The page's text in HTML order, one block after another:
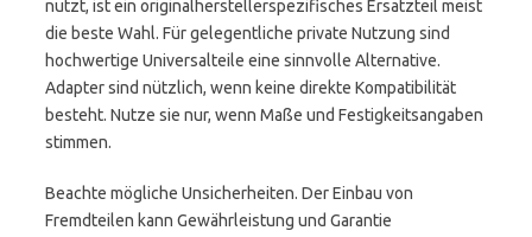
nutzt, ist ein originalherstellerspezifisches Ersatzteil meist
die beste Wahl. Für gelegentliche private Nutzung sind
hochwertige Universalteile eine sinnvolle Alternative.
Adapter sind nützlich, wenn keine direkte Kompatibilität
besteht. Nutze sie nur, wenn Maße und Festigkeitsangaben
stimmen.
Beachte mögliche Unsicherheiten. Der Einbau von
Fremdteilen kann Gewährleistung und Garantie